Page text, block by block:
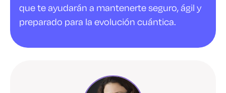
que te ayudarán a mantenerte seguro, ágil y
preparado para la evolución cuántica.